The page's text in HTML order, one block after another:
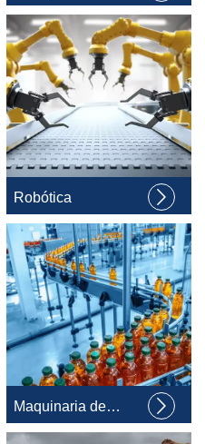
Robótica 
Maquinaria de
embalaje
